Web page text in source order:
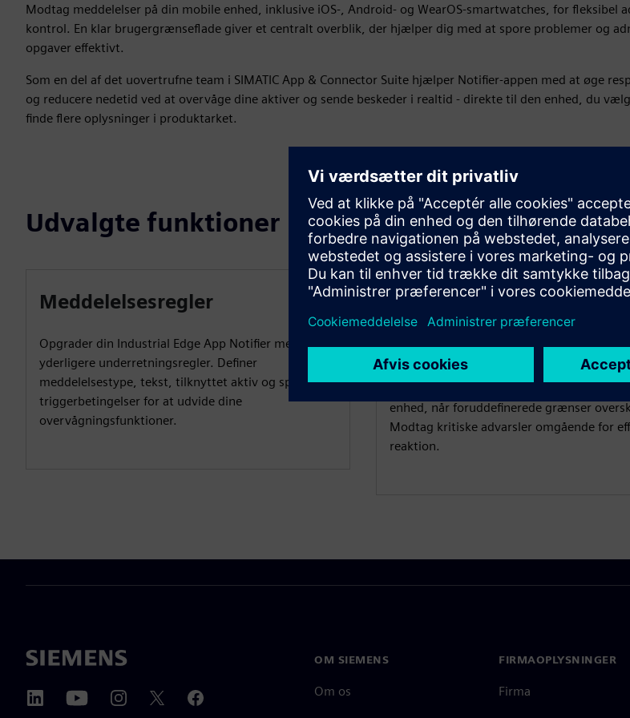
Modtag meddelelser på din mobile enhed, inklusive iOS-, Android- og WearOS-smartwatches, for fleksibel
kontrol. En klar brugergrænseflade giver et centralt overblik, der hjælper dig med at spore problemer og
opgaver effektivt.
Som en del af det uovertrufne team i SIMATIC App & Connector Suite hjælper Notifier-appen med at øge
og reducere nedetid ved at overvåge dine aktiver og sende beskeder i realtid - direkte til den enhed, du
finde flere oplysninger i produktarket.
Udvalgte funktioner
Meddelelsesregler
Opgrader din Industrial Edge App Notifier med 15
yderligere underretningsregler. Definer
meddelelsestype, tekst, tilknyttet aktiv og specifikke
triggerbetingelser for at udvide dine
overvågningsfunktioner.
Brugerdefinerede
grænser
Overvåg dine driftsdata i realtid.
enhed, når foruddefinerede grænser
Modtag kritiske advarsler omgående for
reaktion.
OM SIEMENS
Om os
FIRMAOPLYSNINGER
Firma